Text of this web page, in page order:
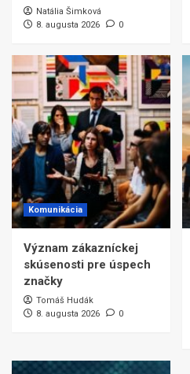
Natália Šimková
8. augusta 2026
0
Komunikácia
Význam zákazníckej
skúsenosti pre úspech
značky
Tomáš Hudák
8. augusta 2026
0